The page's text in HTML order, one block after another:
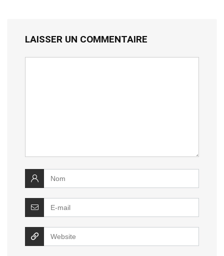
LAISSER UN COMMENTAIRE